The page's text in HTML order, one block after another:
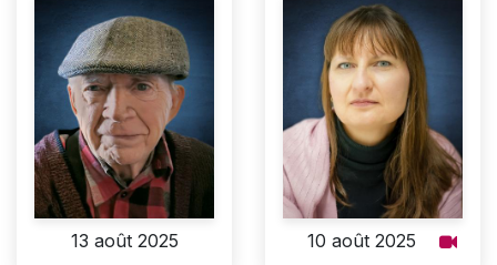
13 août 2025 10 août 2025